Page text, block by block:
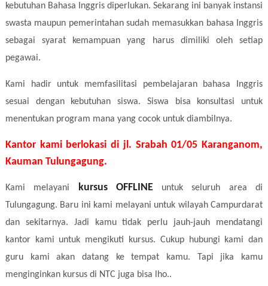
kebutuhan Bahasa Inggris diperlukan. Sekarang ini banyak instansi
swasta maupun pemerintahan sudah memasukkan bahasa Inggris
sebagai syarat kemampuan yang harus dimiliki oleh setiap
pegawai.
Kami hadir untuk memfasilitasi pembelajaran bahasa Inggris
sesuai dengan kebutuhan siswa. Siswa bisa konsultasi untuk
menentukan program mana yang cocok untuk diambilnya.
Kantor kami berlokasi di jl. Srabah 01/05 Karanganom,
Kauman Tulungagung.
Kami melayani kursusOFFLINE
untuk seluruh area di
Tulungagung. Baru ini kami melayani untuk wilayah Campurdarat
dan sekitarnya. Jadi kamu tidak perlu jauh-jauh mendatangi
kantor kami untuk mengikuti kursus. Cukup hubungi kami dan
guru kami akan datang ke tempat kamu. Tapi jika kamu
menginginkan kursus di NTC juga bisa lho..